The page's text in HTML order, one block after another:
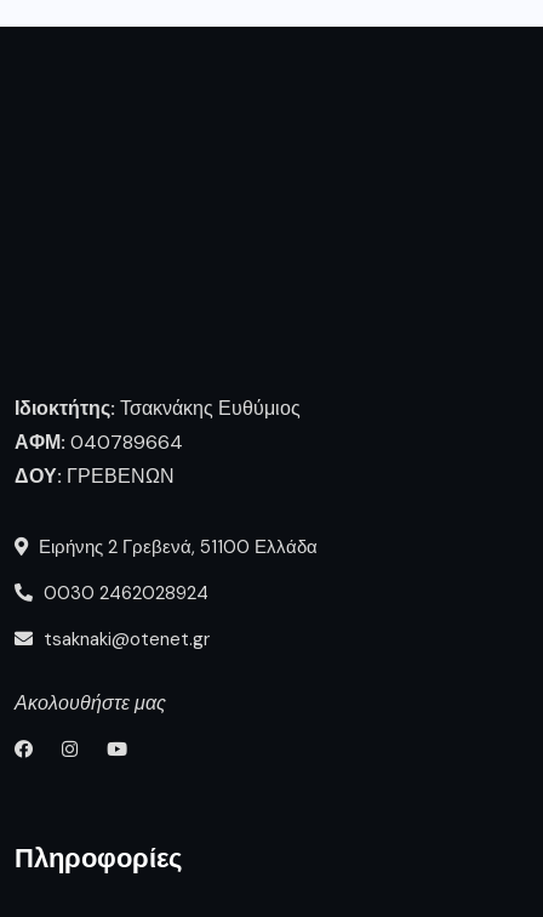
Ιδιοκτήτης: Τσακνάκης Ευθύμιος
ΑΦΜ: 040789664
ΔΟΥ: ΓΡΕΒΕΝΩΝ
Ειρήνης 2 Γρεβενά, 51100 Ελλάδα
0030 2462028924
tsaknaki@otenet.gr
Ακολουθήστε μας
Πληροφορίες